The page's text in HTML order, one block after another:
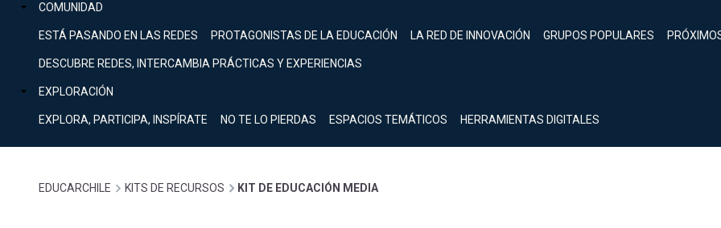
mi
cuenta
COMUNIDAD
ESTÁ PASANDO EN LAS REDES PROTAGONISTAS DE LA EDUCACIÓN LA RED DE INNOVACIÓN GRUPOS POPULARES
DESCUBRE REDES, INTERCAMBIA PRÁCTICAS Y EXPERIENCIAS
EXPLORACIÓN
EXPLORA, PARTICIPA, INSPÍRATE NO TE LO PIERDAS ESPACIOS TEMÁTICOS HERRAMIENTAS DIGITALES
[Educarchile
Mobile]
Menú
Inicia
Sobrescribir
EDUCARCHILE KITS DE RECURSOS KIT DE EDUCACIÓN MEDIA
Inicia sesión.